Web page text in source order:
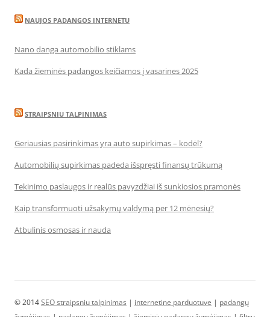
NAUJOS PADANGOS INTERNETU
Nano danga automobilio stiklams
Kada žieminės padangos keičiamos į vasarines 2025
STRAIPSNIU TALPINIMAS
Geriausias pasirinkimas yra auto supirkimas – kodėl?
Automobilių supirkimas padeda išspręsti finansų trūkumą
Tekinimo paslaugos ir realūs pavyzdžiai iš sunkiosios pramonės
Kaip transformuoti užsakymų valdymą per 12 mėnesių?
Atbulinis osmosas ir nauda
© 2014SEO straipsniu talpinimas | internetine parduotuve | padangų